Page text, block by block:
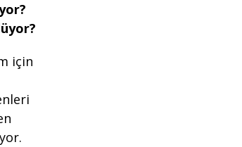
için